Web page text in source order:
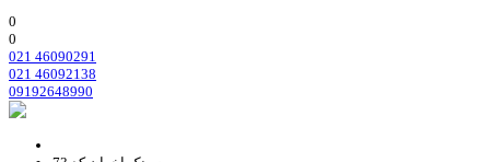
0
0
021 46090291
021 46092138
09192648990